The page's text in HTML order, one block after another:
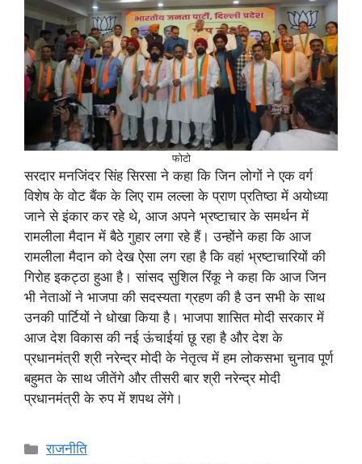
फोटो
सरदार मनजिंदर सिंह सिरसा ने कहा कि जिन लोगों ने एक वर्ग
विशेष के वोट बैंक के लिए राम लल्ला के प्राण प्रतिष्ठा में अयोध्या
जाने से इंकार कर रहे थे, आज अपने भ्रष्टाचार के समर्थन में
रामलीला मैदान में बैठे गुहार लगा रहे हैं। उन्होंने कहा कि आज
रामलीला मैदान को देख ऐसा लग रहा है कि वहां भ्रष्टाचारियों की
गिरोह इकट्ठा हुआ है। सांसद सुशिल रिंकू ने कहा कि आज जिन
भी नेताओं ने भाजपा की सदस्यता ग्रहण की है उन सभी के साथ
उनकी पार्टियों ने धोखा किया है। भाजपा शासित मोदी सरकार में
आज देश विकास की नई ऊंचाईयां छू रहा है और देश के
प्रधानमंत्री श्री नरेन्द्र मोदी के नेतृत्व में हम लोकसभा चुनाव पूर्ण
बहुमत के साथ जीतेंगे और तीसरी बार श्री नरेन्द्र मोदी
प्रधानमंत्री के रुप में शपथ लेंगे।
राजनीति